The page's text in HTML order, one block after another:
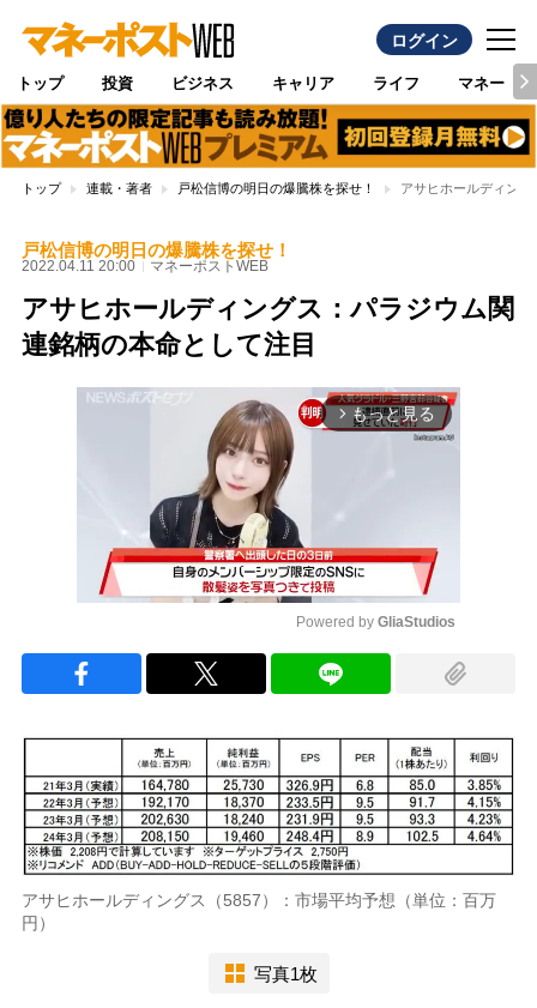
ログイン
トップ 投資 ビジネス キャリア ライフ マネー
トップ 連載・著者 戸松信博の明日の爆騰株を探せ！ アサヒホールディン
戸松信博の明日の爆騰株を探せ！
2022.04.11 20:00 マネーポストWEB
アサヒホールディングス：パラジウム関
連銘柄の本命として注目
arrow_forward_ios もっと見る
Powered by GliaStudios
アサヒホールディングス（5857）：市場平均予想（単位：百万
円）
写真1枚